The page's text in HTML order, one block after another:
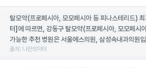
탈모약(프로페시아, 모모페시아 등 피나스테리드)
터] 에 따르면, 강동구 탈모약(프로페시아, 모모페시
가능한 추천 병원은 서울에스의원, 삼성속내과의원
출처: 나만의닥터